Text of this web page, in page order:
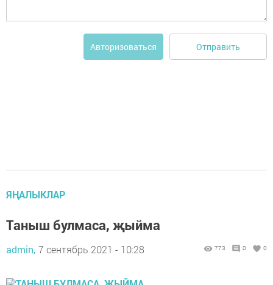
Авторизоваться Отправить
ЯҢАЛЫКЛАР
Таныш булмаса, җыйма
admin, 7 сентябрь 2021 - 10:28 773 0 0